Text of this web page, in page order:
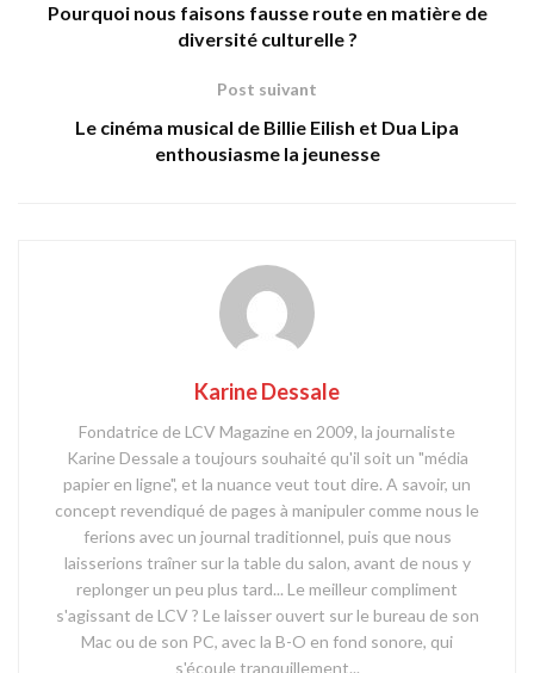
Pourquoi nous faisons fausse route en matière de
diversité culturelle ?
Post suivant
Le cinéma musical de Billie Eilish et Dua Lipa
enthousiasme la jeunesse
Karine Dessale
Fondatrice de LCV Magazine en 2009, la journaliste
Karine Dessale a toujours souhaité qu'il soit un "média
papier en ligne", et la nuance veut tout dire. A savoir, un
concept revendiqué de pages à manipuler comme nous le
ferions avec un journal traditionnel, puis que nous
laisserions traîner sur la table du salon, avant de nous y
replonger un peu plus tard... Le meilleur compliment
s'agissant de LCV ? Le laisser ouvert sur le bureau de son
Mac ou de son PC, avec la B-O en fond sonore, qui
s'écoule tranquillement...